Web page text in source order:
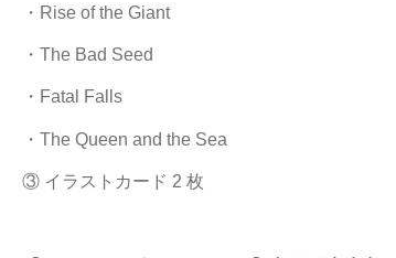
・Rise of the Giant
・The Bad Seed
・Fatal Falls
・The Queen and the Sea
③ イラストカード 2 枚